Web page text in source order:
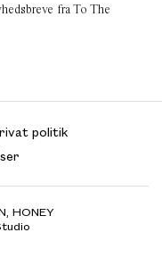
fra To The
politik
HONEY